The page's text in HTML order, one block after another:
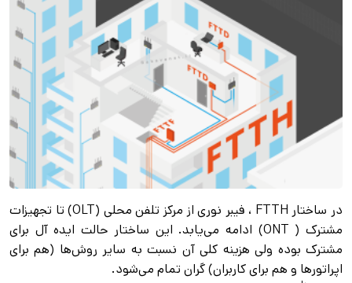
در ساختار FTTH ، فیبر نوری از مرکز تلفن محلی (OLT) تا تجهیزات
مشترک ( ONT) ادامه می‌یابد. این ساختار حالت ایده آل برای
مشترک بوده ولی هزینه کلی آن نسبت به سایر روش‌ها (هم برای
اپراتورها و هم برای کاربران) گران تمام می‌شود.